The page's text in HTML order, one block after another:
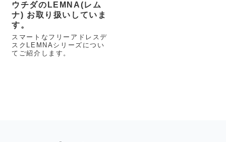
ウチダのLEMNA(レム
ナ) お取り扱いしていま
す。
スマートなフリーアドレスデ
スクLEMNAシリーズについ
てご紹介します。